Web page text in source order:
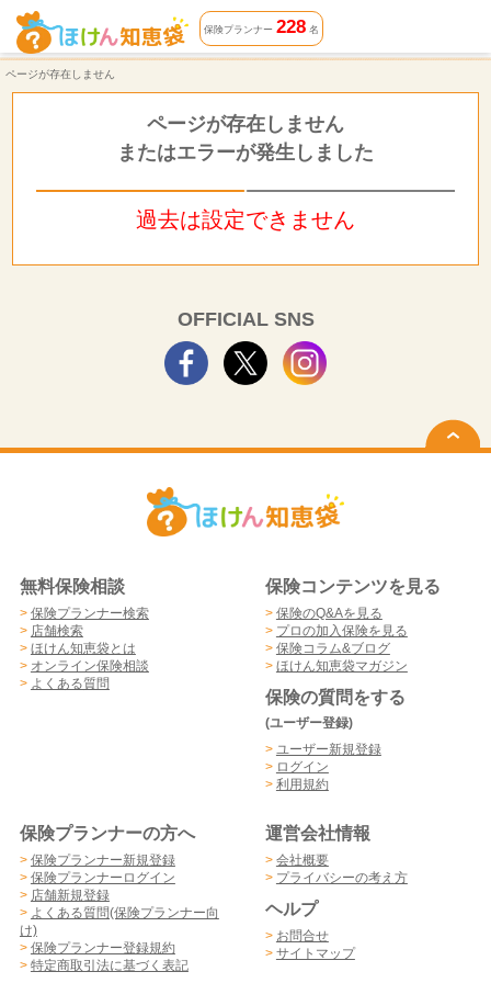
ページが存在しません | ほけん知恵袋
保険プランナー 228名
ページが存在しません
ページが存在しません
またはエラーが発生しました
過去は設定できません
OFFICIAL SNS
無料保険相談
> 保険プランナー検索
> 店舗検索
> ほけん知恵袋とは
> オンライン保険相談
> よくある質問
保険コンテンツを見る
> 保険のQ&Aを見る
> プロの加入保険を見る
> 保険コラム&ブログ
> ほけん知恵袋マガジン
保険の質問をする
(ユーザー登録)
> ユーザー新規登録
> ログイン
> 利用規約
保険プランナーの方へ
> 保険プランナー新規登録
> 保険プランナーログイン
> 店舗新規登録
> よくある質問(保険プランナー向
け)
> 保険プランナー登録規約
> 特定商取引法に基づく表記
運営会社情報
> 会社概要
> プライバシーの考え方
ヘルプ
> お問合せ
> サイトマップ